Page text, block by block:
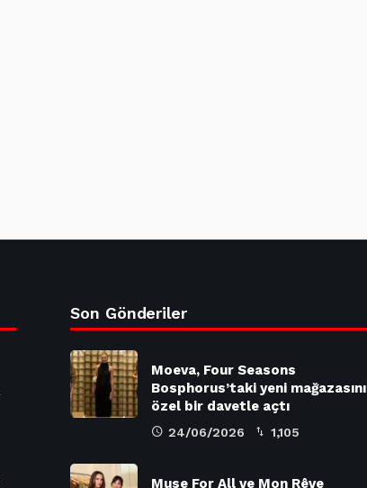
Son Gönderiler
Moeva, Four Seasons
Bosphorus’taki yeni mağazasını
özel bir davetle açtı
24/06/2026 1,105
Muse For All ve Mon Rêve